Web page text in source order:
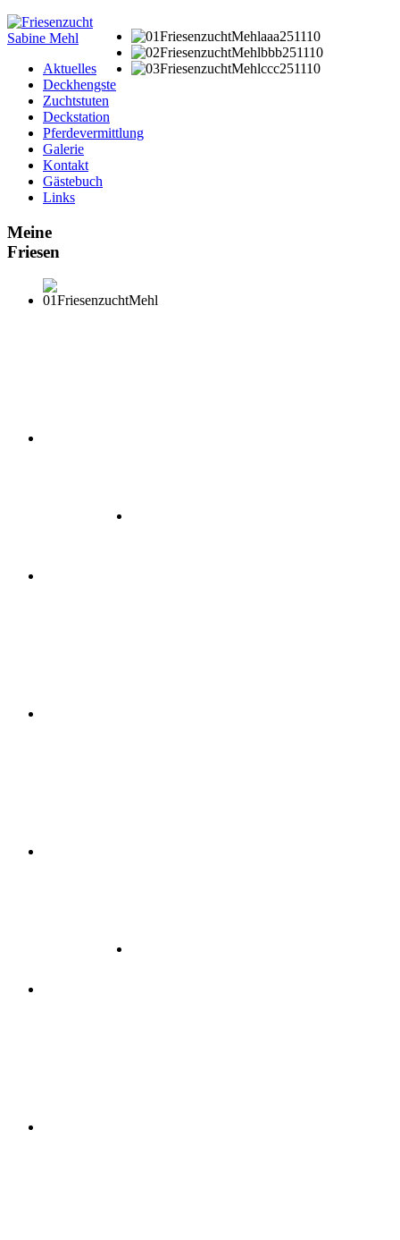
Aktuelles
Deckhengste
Zuchtstuten
Deckstation
Pferdevermittlung
Galerie
Kontakt
Gästebuch
Links
Meine
Friesen